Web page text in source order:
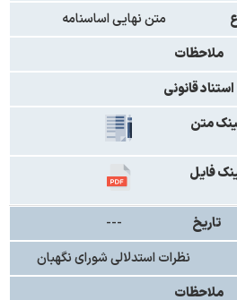
متن نهایی اساسنامه
ملاحظات
استناد قانونی
متن
فایل
تاریخ
---
نظرات استدلالی شورای نگهبان
ملاحظات